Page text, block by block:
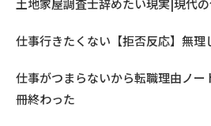
土地家屋調査士辞めたい現実|現代の
仕事行きたくない【拒否反応】無理
仕事がつまらないから転職理由ノ
冊終わった